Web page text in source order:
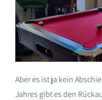
Aber es ist ja kein
Jahres gibt es den